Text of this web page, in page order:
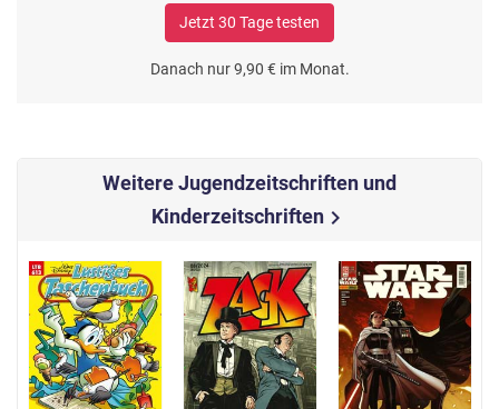
Jetzt 30 Tage testen
Danach nur 9,90 € im Monat.
Weitere Jugendzeitschriften und
Kinderzeitschriftenchevron_right